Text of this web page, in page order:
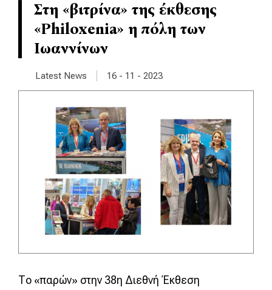
Στη «βιτρίνα» της έκθεσης
«Philoxenia» η πόλη των
Ιωαννίνων
Latest News 16 - 11 - 2023
Το «παρών» στην 38η Διεθνή Έκθεση